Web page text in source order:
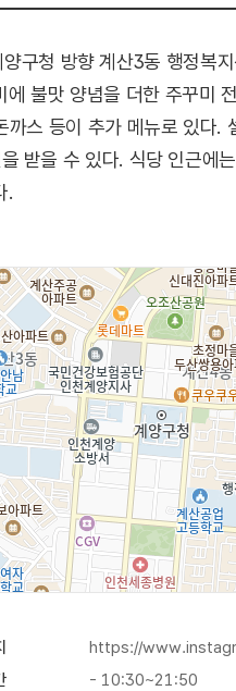
구청 방향 계산3동 행정복
불맛 양념을 더한 주꾸미
스 등이 추가 메뉴로 있다.
받을 수 있다. 식당 인근에
.
https://
- 10:30~21:50